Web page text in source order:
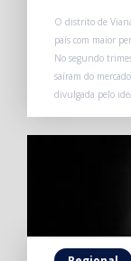
O distrito de
país com maior
No segundo
saíram do
divulgada pelo